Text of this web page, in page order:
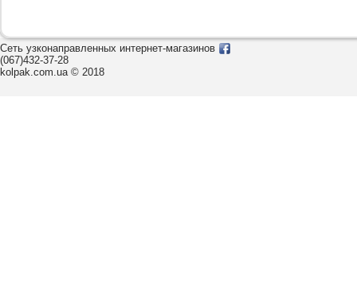
Сеть узконаправленных интернет-магазинов
(067)432-37-28
kolpak.com.ua © 2018